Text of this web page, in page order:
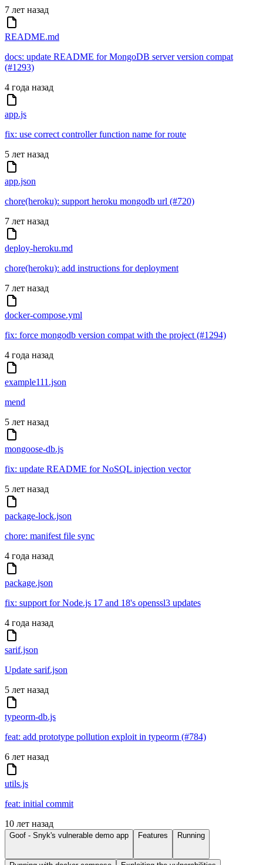
7 лет назад
README.md
docs: update README for MongoDB server version compat
(#1293)
4 года назад
app.js
fix: use correct controller function name for route
5 лет назад
app.json
chore(heroku): support heroku mongodb url (#720)
7 лет назад
deploy-heroku.md
chore(heroku): add instructions for deployment
7 лет назад
docker-compose.yml
fix: force mongodb version compat with the project (#1294)
4 года назад
example111.json
mend
5 лет назад
mongoose-db.js
fix: update README for NoSQL injection vector
5 лет назад
package-lock.json
chore: manifest file sync
4 года назад
package.json
fix: support for Node.js 17 and 18's openssl3 updates
4 года назад
sarif.json
Update sarif.json
5 лет назад
typeorm-db.js
feat: add prototype pollution exploit in typeorm (#784)
6 лет назад
utils.js
feat: initial commit
10 лет назад
Goof - Snyk's vulnerable demo app Features Running